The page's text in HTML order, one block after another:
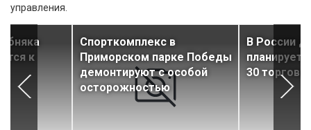
управления.
к
Спорткомплекс в
Приморском парке Победы
демонтируют с особой
осторожностью
В России
30